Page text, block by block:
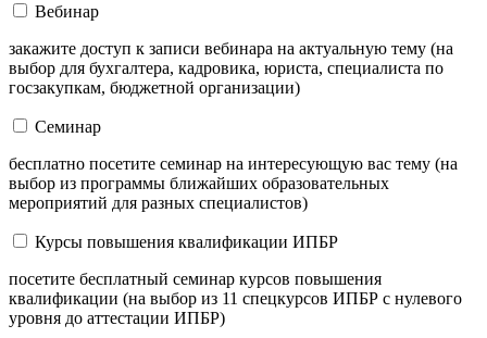
Вебинар
закажите доступ к записи вебинара на актуальную тему (на
выбор для бухгалтера, кадровика, юриста, специалиста по
госзакупкам, бюджетной организации)
Семинар
бесплатно посетите семинар на интересующую вас тему (на
выбор из программы ближайших образовательных
мероприятий для разных специалистов)
Курсы повышения квалификации ИПБР
посетите бесплатный семинар курсов повышения
квалификации (на выбор из 11 спецкурсов ИПБР с нулевого
уровня до аттестации ИПБР)